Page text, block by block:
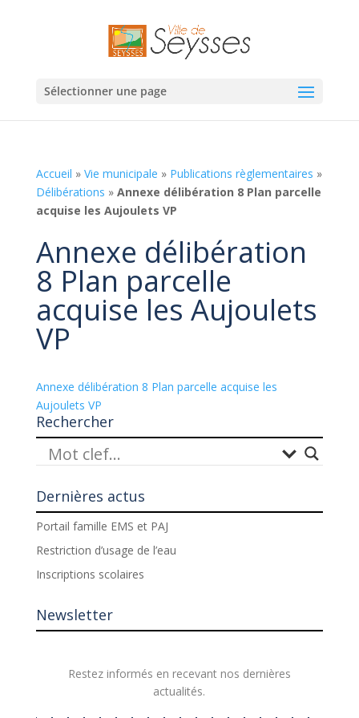
Sélectionner une page
Accueil » Vie municipale » Publications règlementaires »
Délibérations » Annexe délibération 8 Plan parcelle
acquise les Aujoulets VP
Annexe délibération
8 Plan parcelle
acquise les Aujoulets
VP
Annexe délibération 8 Plan parcelle acquise les
Aujoulets VP
Rechercher
Dernières actus
Portail famille EMS et PAJ
Restriction d’usage de l’eau
Inscriptions scolaires
Newsletter
Restez informés en recevant nos dernières
actualités.